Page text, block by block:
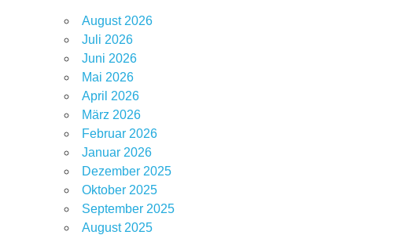
August 2026
Juli 2026
Juni 2026
Mai 2026
April 2026
März 2026
Februar 2026
Januar 2026
Dezember 2025
Oktober 2025
September 2025
August 2025